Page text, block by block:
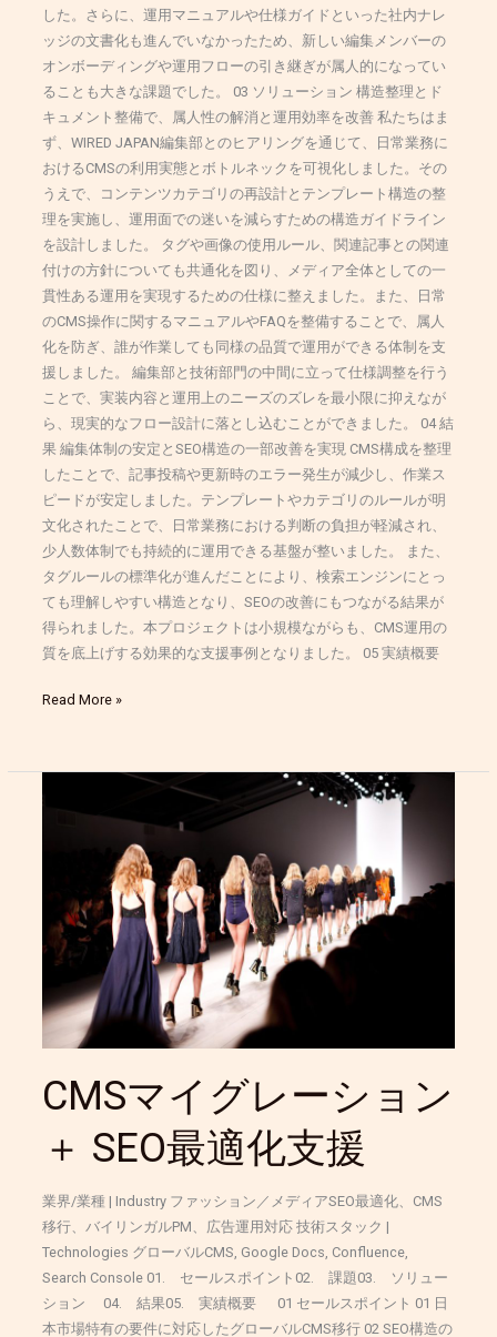
した。さらに、運用マニュアルや仕様ガイドといった社内ナレ
ッジの文書化も進んでいなかったため、新しい編集メンバーの
オンボーディングや運用フローの引き継ぎが属人的になってい
ることも大きな課題でした。 03 ソリューション 構造整理とド
キュメント整備で、属人性の解消と運用効率を改善 私たちはま
ず、WIRED JAPAN編集部とのヒアリングを通じて、日常業務に
おけるCMSの利用実態とボトルネックを可視化しました。その
うえで、コンテンツカテゴリの再設計とテンプレート構造の整
理を実施し、運用面での迷いを減らすための構造ガイドライン
を設計しました。 タグや画像の使用ルール、関連記事との関連
付けの方針についても共通化を図り、メディア全体としての一
貫性ある運用を実現するための仕様に整えました。また、日常
のCMS操作に関するマニュアルやFAQを整備することで、属人
化を防ぎ、誰が作業しても同様の品質で運用ができる体制を支
援しました。 編集部と技術部門の中間に立って仕様調整を行う
ことで、実装内容と運用上のニーズのズレを最小限に抑えなが
ら、現実的なフロー設計に落とし込むことができました。 04 結
果 編集体制の安定とSEO構造の一部改善を実現 CMS構成を整理
したことで、記事投稿や更新時のエラー発生が減少し、作業ス
ピードが安定しました。テンプレートやカテゴリのルールが明
文化されたことで、日常業務における判断の負担が軽減され、
少人数体制でも持続的に運用できる基盤が整いました。 また、
タグルールの標準化が進んだことにより、検索エンジンにとっ
ても理解しやすい構造となり、SEOの改善にもつながる結果が
得られました。本プロジェクトは小規模ながらも、CMS運用の
質を底上げする効果的な支援事例となりました。 05 実績概要
Read More »
CMSマイグレーション
＋ SEO最適化支援
業界/業種 | Industry ファッション／メディアSEO最適化、CMS
移行、バイリンガルPM、広告運用対応 技術スタック |
Technologies グローバルCMS, Google Docs, Confluence,
Search Console 01. セールスポイント02. 課題03. ソリュー
ション 04. 結果05. 実績概要 01 セールスポイント 01 日
本市場特有の要件に対応したグローバルCMS移行 02 SEO構造の
＋
適